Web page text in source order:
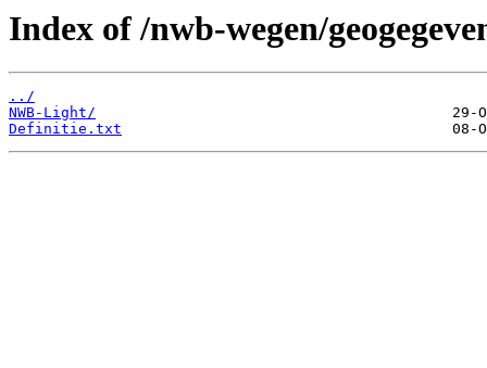
Index of /nwb-wegen/
../
NWB-Light/
Definitie.txt